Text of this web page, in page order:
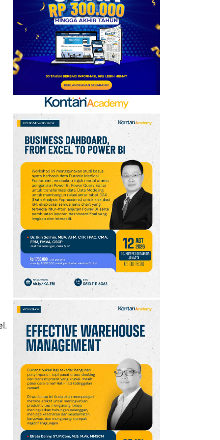
Kerja Sama dengan
Emirates hingga 2033, Ini
Detail Kemitraannya
7
Klasemen Grup A Piala
AFF 2026: Ini Skenario
Indonesia Lolos ke
Semifinal
8
Promo Alfamart Murah
Banget 7–13 Agustus
2026, Sunlight hingga
Bebelac Diskon
FIFA Akhirnya Cairkan
Hadiah Timnas Yordania
yang Tertunda 8 Bulan
10 Promo JSM Superindo
7–9 Agustus 2026,
Minyak Goreng Rp37.900
hingga Buah Diskon 50%